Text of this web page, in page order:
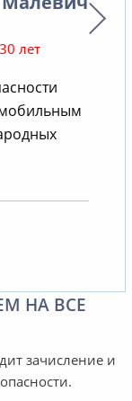
лет
НА ВСЕ
зачисление и